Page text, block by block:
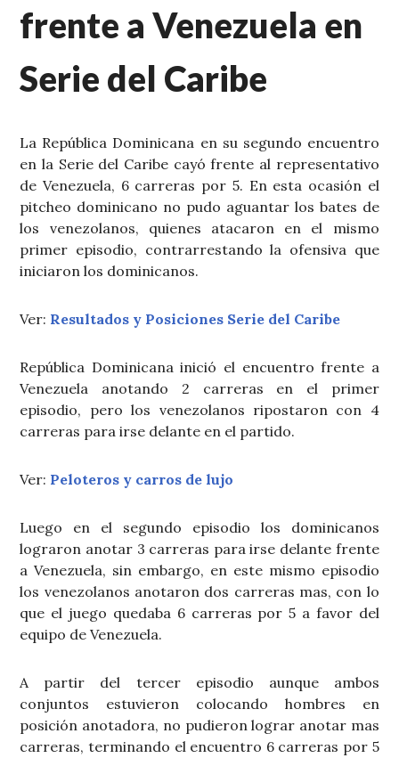
frente a Venezuela en
Serie del Caribe
La República Dominicana en su segundo encuentro
en la Serie del Caribe cayó frente al representativo
de Venezuela, 6 carreras por 5. En esta ocasión el
pitcheo dominicano no pudo aguantar los bates de
los venezolanos, quienes atacaron en el mismo
primer episodio, contrarrestando la ofensiva que
iniciaron los dominicanos.
Ver: Resultados y Posiciones Serie del Caribe
República Dominicana inició el encuentro frente a
Venezuela anotando 2 carreras en el primer
episodio, pero los venezolanos ripostaron con 4
carreras para irse delante en el partido.
Ver: Peloteros y carros de lujo
Luego en el segundo episodio los dominicanos
lograron anotar 3 carreras para irse delante frente
a Venezuela, sin embargo, en este mismo episodio
los venezolanos anotaron dos carreras mas, con lo
que el juego quedaba 6 carreras por 5 a favor del
equipo de Venezuela.
A partir del tercer episodio aunque ambos
conjuntos estuvieron colocando hombres en
posición anotadora, no pudieron lograr anotar mas
carreras, terminando el encuentro 6 carreras por 5